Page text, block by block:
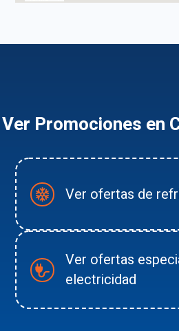
Ver Promociones en
Ver ofertas de
Ver ofertas
electricidad